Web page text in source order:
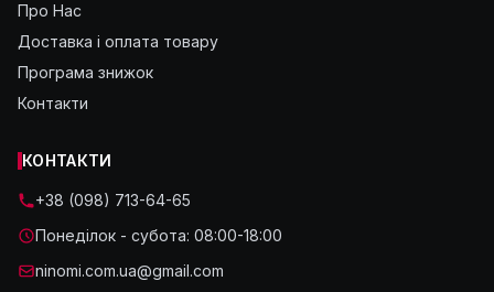
Про Нас
Доставка і оплата товару
Програма знижок
Контакти
КОНТАКТИ
+38 (098) 713-64-65
Понеділок - субота: 08:00-18:00
ninomi.com.ua@gmail.com